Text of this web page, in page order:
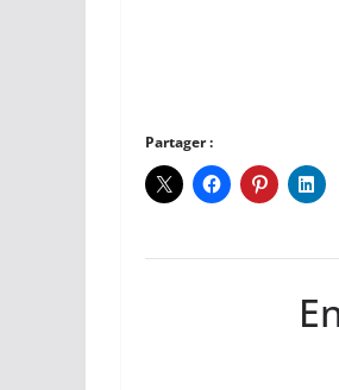
Partager :